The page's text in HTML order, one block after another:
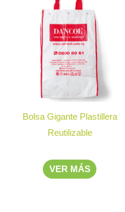
Bolsa Gigante Plastillera
Reutilizable
VER MÁS